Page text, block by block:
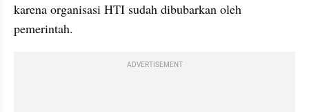
karena organisasi HTI sudah dibubarkan oleh
pemerintah.
ADVERTISEMENT